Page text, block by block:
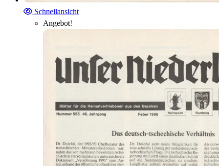
Schnellansicht
Angebot!